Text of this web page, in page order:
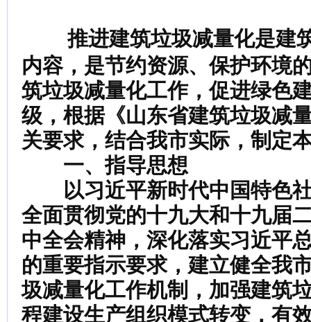
推进建筑垃圾减量化是建
内容，是节约资源、保护环境
筑垃圾减量化工作，促进绿色
级，根据《山东省建筑垃圾减
关要求，结合我市实际，制定
一、指导思想
以习近平新时代中国特色
全面贯彻党的十九大和十九届
中全会精神，深化落实习近平
的重要指示要求，建立健全我
圾减量化工作机制，加强建筑
程建设生产组织模式转变，有